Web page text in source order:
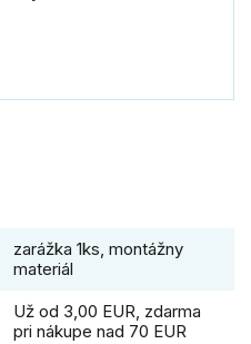
zarážka 1ks, montážny
materiál
Už od 3,00 EUR, zdarma
pri nákupe nad 70 EUR